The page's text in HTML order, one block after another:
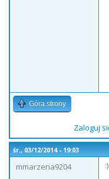
Góra strony
Zaloguj
śr., 03/12/2014 - 19:03
mmarzena9204
:)